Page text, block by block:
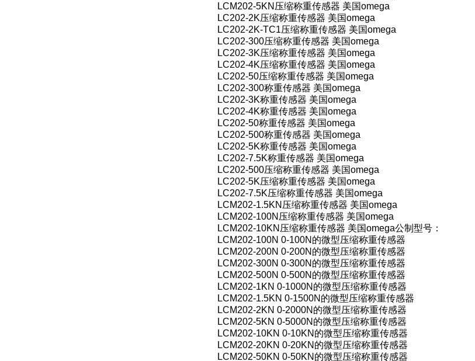
LCM202-5KN压缩称重传感器 美国omega
LC202-2K压缩称重传感器 美国omega
LC202-2K-TC1压缩称重传感器 美国omega
LC202-300压缩称重传感器 美国omega
LC202-3K压缩称重传感器 美国omega
LC202-4K压缩称重传感器 美国omega
LC202-50压缩称重传感器 美国omega
LC202-300称重传感器 美国omega
LC202-3K称重传感器 美国omega
LC202-4K称重传感器 美国omega
LC202-50称重传感器 美国omega
LC202-500称重传感器 美国omega
LC202-5K称重传感器 美国omega
LC202-7.5K称重传感器 美国omega
LC202-500压缩称重传感器 美国omega
LC202-5K压缩称重传感器 美国omega
LC202-7.5K压缩称重传感器 美国omega
LCM202-1.5KN压缩称重传感器 美国omega
LCM202-100N压缩称重传感器 美国omega
LCM202-10KN压缩称重传感器 美国omega公制型号：
LCM202-100N 0-100N的微型压缩称重传感器
LCM202-200N 0-200N的微型压缩称重传感器
LCM202-300N 0-300N的微型压缩称重传感器
LCM202-500N 0-500N的微型压缩称重传感器
LCM202-1KN 0-1000N的微型压缩称重传感器
LCM202-1.5KN 0-1500N的微型压缩称重传感器
LCM202-2KN 0-2000N的微型压缩称重传感器
LCM202-5KN 0-5000N的微型压缩称重传感器
LCM202-10KN 0-10KN的微型压缩称重传感器
LCM202-20KN 0-20KN的微型压缩称重传感器
LCM202-50KN 0-50KN的微型压缩称重传感器